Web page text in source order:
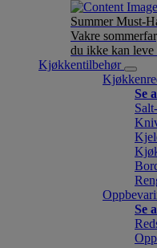
Summer Must-
Vakre
du ikke kan leve
Kjøkkentilbehør
Se
Se